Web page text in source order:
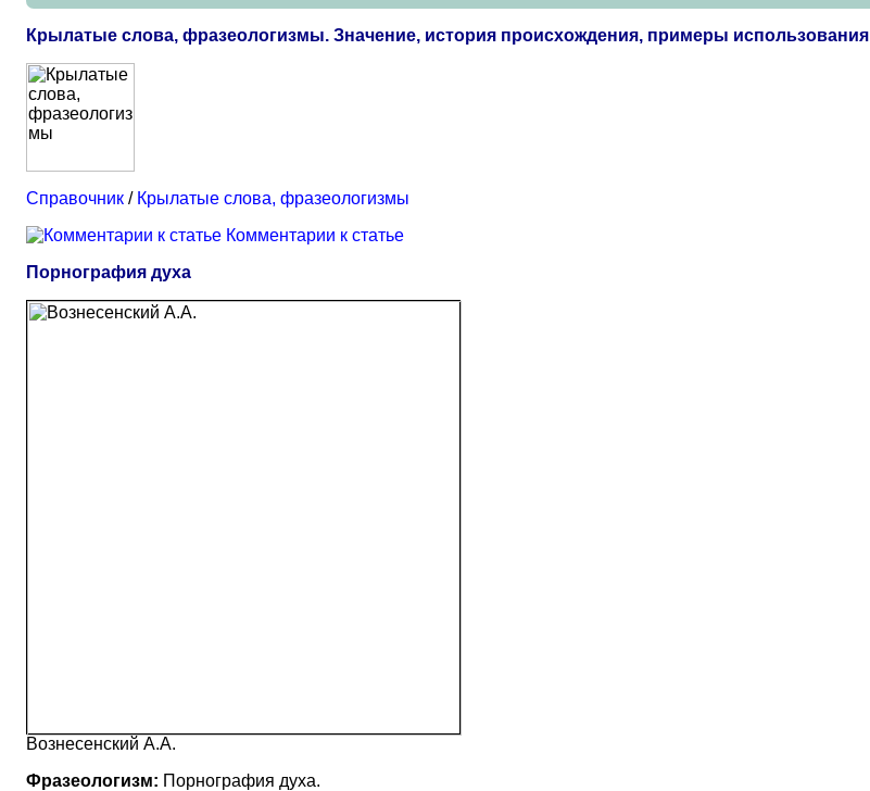
Крылатые слова, фразеологизмы. Значение, история происхождения, примеры использования
Справочник / Крылатые слова, фразеологизмы
Комментарии к статье
Порнография духа
Вознесенский А.А.
Фразеологизм: Порнография духа.